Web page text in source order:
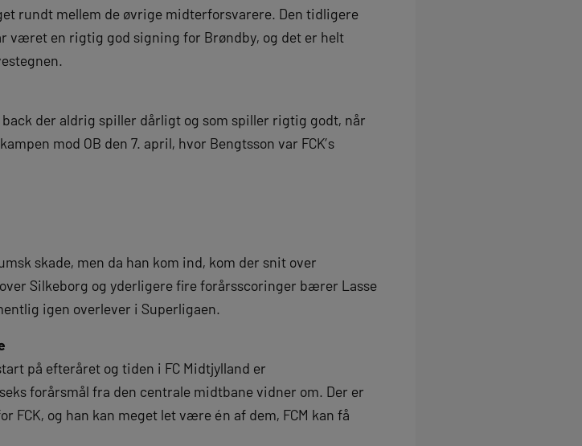
rundt mellem de øvrige midterforsvarere. Den tidligere
været en rigtig god signing for Brøndby, og det er helt
der aldrig spiller dårligt og som spiller rigtig godt, når
mod OB den 7. april, hvor Bengtsson var FCK’s
skade, men da han kom ind, kom der snit over
Silkeborg og yderligere fire forårsscoringer bærer Lasse
igen overlever i Superligaen.
på efteråret og tiden i FC Midtjylland er
forårsmål fra den centrale midtbane vidner om. Der er
og han kan meget let være én af dem, FCM kan få